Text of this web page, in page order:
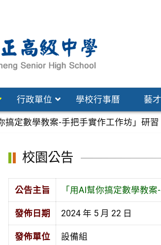
行政單位 學校行事曆 藝
搞定數學教案-手把手實作工作坊」研習
校園公告
公告主旨 「用AI幫你搞定數學教
發佈日期 2024 年 5 月 22 日
發佈單位 設備組